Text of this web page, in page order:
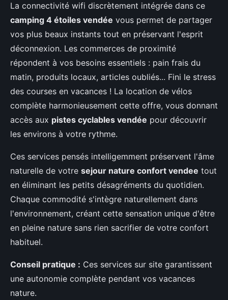
La connectivité wifi discrètement intégrée dans ce
camping 4 étoiles vendée vous permet de partager
vos plus beaux instants tout en préservant l'esprit
déconnexion. Les commerces de proximité
répondent à vos besoins essentiels : pain frais du
matin, produits locaux, articles oubliés... Fini le stress
des courses en vacances ! La location de vélos
complète harmonieusement cette offre, vous donnant
accès aux pistes cyclables vendée pour découvrir
les environs à votre rythme.
Ces services pensés intelligemment préservent l'âme
naturelle de votre sejour nature confort vendee tout
en éliminant les petits désagréments du quotidien.
Chaque commodité s'intègre naturellement dans
l'environnement, créant cette sensation unique d'être
en pleine nature sans rien sacrifier de votre confort
habituel.
Conseil pratique : Ces services sur site garantissent
une autonomie complète pendant vos vacances
nature.